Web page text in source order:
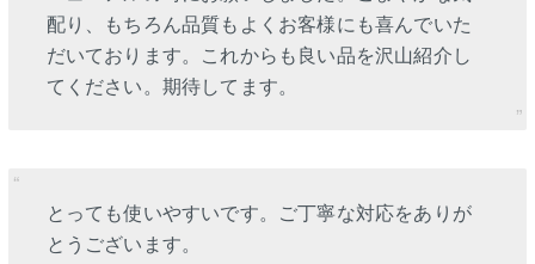
配り、もちろん品質もよくお客様にも喜んでいた
だいております。これからも良い品を沢山紹介し
てください。期待してます。
とっても使いやすいです。ご丁寧な対応をありが
とうございます。